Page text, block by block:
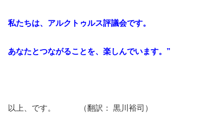
私たちは、アルクトゥルス評議会です。
あなたとつながることを、楽しんでいます。”
以上、です。 （翻訳： 黒川裕司）